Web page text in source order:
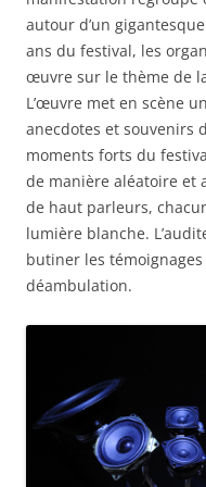
autour d’un
ans du festival, les
œuvre sur le thème de
L’œuvre met en scène
anecdotes et souvenirs
moments forts du
de manière aléatoire et
de haut parleurs,
lumière blanche.
butiner les
déambulation.